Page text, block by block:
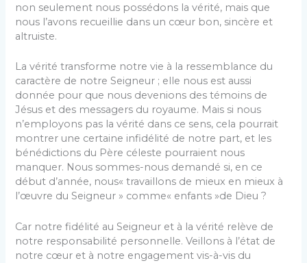
non seulement nous possédons la vérité, mais que
nous l’avons recueillie dans un cœur bon, sincère et
altruiste.
La vérité transforme notre vie à la ressemblance du
caractère de notre Seigneur ; elle nous est aussi
donnée pour que nous devenions des témoins de
Jésus et des messagers du royaume. Mais si nous
n’employons pas la vérité dans ce sens, cela pourrait
montrer une certaine infidélité de notre part, et les
bénédictions du Père céleste pourraient nous
manquer. Nous sommes-nous demandé si, en ce
début d’année, nous« travaillons de mieux en mieux à
l’œuvre du Seigneur » comme« enfants »de Dieu ?
Car notre fidélité au Seigneur et à la vérité relève de
notre responsabilité personnelle. Veillons à l’état de
notre cœur et à notre engagement vis-à-vis du